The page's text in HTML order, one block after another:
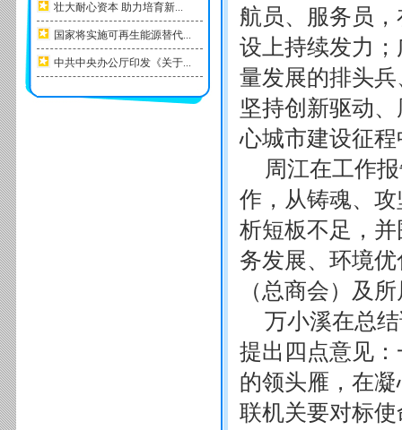
壮大耐心资本 助力培育新...
国家将实施可再生能源替代...
中共中央办公厅印发《关于...
航员、服务员
设上持续发力
量发展的排头
坚持创新驱动
心城市建设征
周江在工作
作，从铸魂、
析短板不足，
务发展、环境
（总商会）及
万小溪在总
提出四点意见
的领头雁，在
联机关要对标